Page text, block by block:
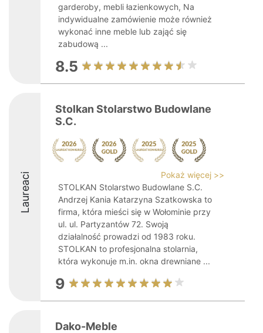
garderoby, mebli łazienkowych, Na
indywidualne zamówienie może również
wykonać inne meble lub zająć się
zabudową ...
8.5
Laureaci
Stolkan Stolarstwo Budowlane
S.C.
Pokaż więcej >>
STOLKAN Stolarstwo Budowlane S.C.
Andrzej Kania Katarzyna Szatkowska to
firma, która mieści się w Wołominie przy
ul. ul. Partyzantów 72. Swoją
działalność prowadzi od 1983 roku.
STOLKAN to profesjonalna stolarnia,
która wykonuje m.in. okna drewniane ...
9
Dako-Meble